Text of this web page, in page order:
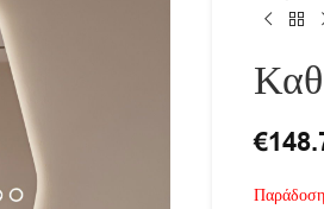
€